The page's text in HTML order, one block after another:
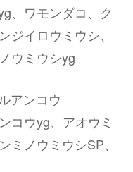
、ワモンダコ、ク
ジイロウミウシ、
ウミウシyg
アンコウ
コウyg、アオウミ
ミノウミウシSP、